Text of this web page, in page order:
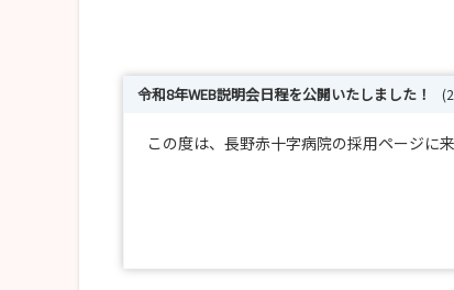
令和8年WEB説明会日程を公開いたしました！
この度は、長野赤十字病院の採用ページに